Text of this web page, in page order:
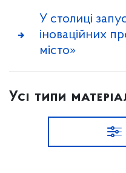
У столиці
іноваційних
місто»
Усі типи